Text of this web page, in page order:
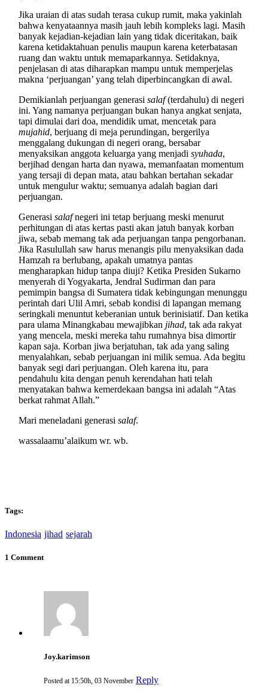
Jika uraian di atas sudah terasa cukup rumit, maka yakinlah
bahwa kenyataannya masih jauh lebih kompleks lagi. Masih
banyak kejadian-kejadian lain yang tidak diceritakan, baik
karena ketidaktahuan penulis maupun karena keterbatasan
ruang dan waktu untuk memaparkannya. Setidaknya,
penjelasan di atas diharapkan mampu untuk memperjelas
makna ‘perjuangan’ yang telah diperbincangkan di awal.
Demikianlah perjuangan generasi salaf(terdahulu) di negeri
ini. Yang namanya perjuangan bukan hanya angkat senjata,
tapi dimulai dari doa, mendidik umat, mencetak para
mujahid, berjuang di meja perundingan, bergerilya
menggalang dukungan di negeri orang, bersabar
menyaksikan anggota keluarga yang menjadi syuhada,
berjihad dengan harta dan nyawa, memanfaatan momentum
yang tersaji di depan mata, atau bahkan bertahan sekadar
untuk mengulur waktu; semuanya adalah bagian dari
perjuangan.
Generasi salafnegeri ini tetap berjuang meski menurut
perhitungan di atas kertas pasti akan jatuh banyak korban
jiwa, sebab memang tak ada perjuangan tanpa pengorbanan.
Jika Rasulullah saw harus menangis pilu menyaksikan dada
Hamzah ra berlubang, apakah umatnya pantas
mengharapkan hidup tanpa diuji? Ketika Presiden Sukarno
menyerah di Yogyakarta, Jendral Sudirman dan para
pemimpin bangsa di Sumatera tidak kebingungan menunggu
perintah dari Ulil Amri, sebab kondisi di lapangan memang
seringkali menuntut keberanian untuk berinisiatif. Dan ketika
para ulama Minangkabau mewajibkan jihad, tak ada rakyat
yang mencela, meski mereka tahu rumahnya bisa dimortir
kapan saja. Korban jiwa berjatuhan, tak ada yang saling
menyalahkan, sebab perjuangan ini milik semua. Ada begitu
banyak segi dari perjuangan. Oleh karena itu, para
pendahulu kita dengan penuh kerendahan hati telah
menyatakan bahwa kemerdekaan bangsa ini adalah “Atas
berkat rahmat Allah.”
Mari meneladani generasi salaf.
wassalaamu’alaikum wr. wb.
Tags:
Indonesia jihad sejarah
1 Comment
Joy.karimson
Posted at 15:50h, 03 November Reply